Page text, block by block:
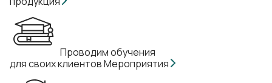
Проводим обучения
для своих клиентовМероприятия